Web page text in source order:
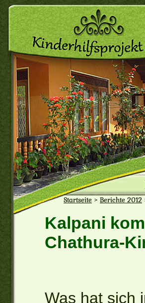
Startseite > Berichte 2012
Kalpani
Chathura-
Was hat sich